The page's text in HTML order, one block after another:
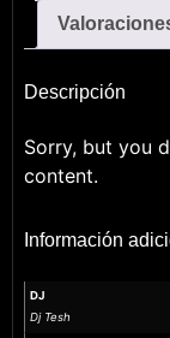
Descripción
Sorry, but you
content.
Información
DJ
Dj Tesh